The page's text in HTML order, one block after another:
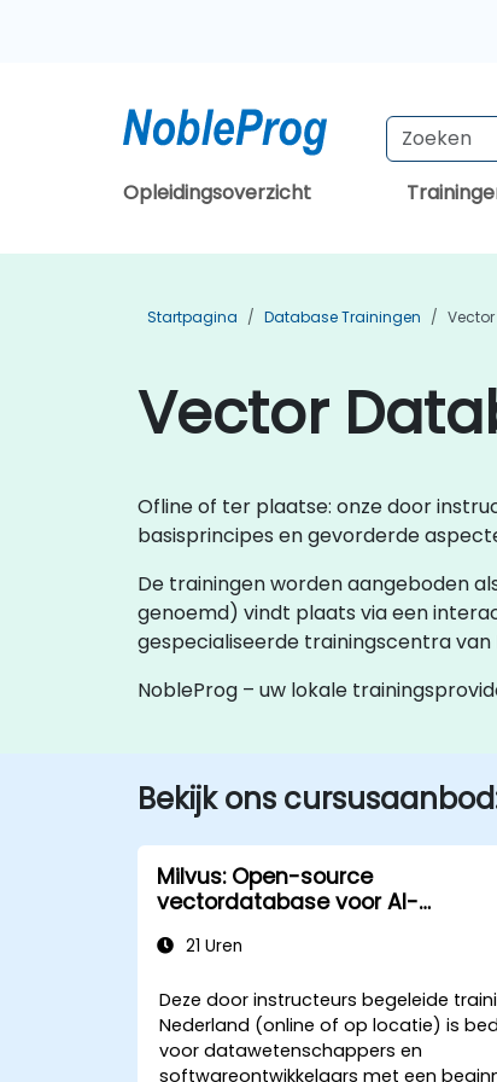
Opleidingsoverzicht
Startpagina Database Trainingen
Vector
Ofline of ter plaatse: onze door
basisprincipes en gevorderde
De trainingen worden aangeboden
genoemd) vindt plaats via een
gespecialiseerde trainingscentra
NobleProg – uw lokale
Bekijk ons
Milvus: Open-source
vectordatabase voor AI-
21 Uren
Deze door instructeurs begeleide
Nederland (online of op locatie) is
voor datawetenschappers en
softwareontwikkelaars met een